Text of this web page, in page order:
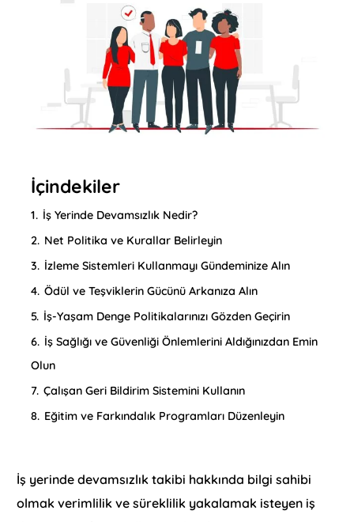
İçindekiler
1. İş Yerinde Devamsızlık Nedir?
2. Net Politika ve Kurallar Belirleyin
3. İzleme Sistemleri Kullanmayı Gündeminize Alın
4. Ödül ve Teşviklerin Gücünü Arkanıza Alın
5. İş-Yaşam Denge Politikalarınızı Gözden Geçirin
6. İş Sağlığı ve Güvenliği Önlemlerini Aldığınızdan Emin
Olun
7. Çalışan Geri Bildirim Sistemini Kullanın
8. Eğitim ve Farkındalık Programları Düzenleyin
İş yerinde devamsızlık takibi hakkında bilgi sahibi
olmak verimlilik ve süreklilik yakalamak isteyen iş